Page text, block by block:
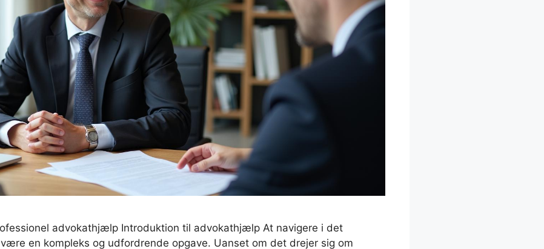
advokathjælp Introduktion til advokathjælp At navigere i det
en kompleks og udfordrende opgave. Uanset om det drejer sig om